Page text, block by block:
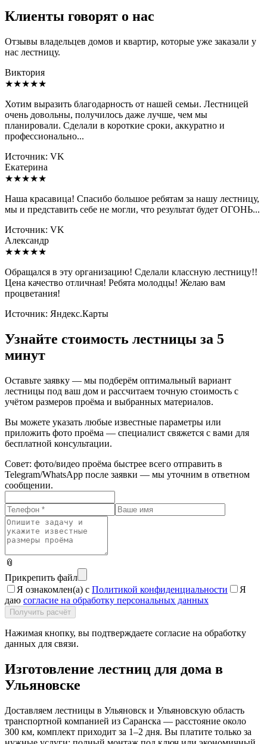
Клиенты говорят о нас
Отзывы владельцев домов и квартир, которые уже заказали у
нас лестницу.
Виктория
★★★★★
Хотим выразить благодарность от нашей семьи. Лестницей
очень довольны, получилось даже лучше, чем мы
планировали. Сделали в короткие сроки, аккуратно и
профессионально...
Источник: VK
Екатерина
★★★★★
Наша красавица! Спасибо большое ребятам за нашу лестницу,
мы и представить себе не могли, что результат будет ОГОНЬ...
Источник: VK
Александр
★★★★★
Обращался в эту организацию! Сделали классную лестницу!!
Цена качество отличная! Ребята молодцы! Желаю вам
процветания!
Источник: Яндекс.Карты
Узнайте стоимость лестницы за 5
минут
Оставьте заявку — мы подберём оптимальный вариант
лестницы под ваш дом и рассчитаем точную стоимость с
учётом размеров проёма и выбранных материалов.
Вы можете указать любые известные параметры или
приложить фото проёма — специалист свяжется с вами для
бесплатной консультации.
Совет: фото/видео проёма быстрее всего отправить в
Telegram/WhatsApp после заявки — мы уточним в ответном
сообщении.
📎
Прикрепить файл
Я ознакомлен(а) с Политикой конфиденциальности
Я
даю согласие на обработку персональных данных
Получить расчёт
Нажимая кнопку, вы подтверждаете согласие на обработку
данных для связи.
Изготовление лестниц для дома в
Ульяновске
Доставляем лестницы в Ульяновск и Ульяновскую область
транспортной компанией из Саранска — расстояние около
300 км, комплект приходит за 1–2 дня. Вы платите только за